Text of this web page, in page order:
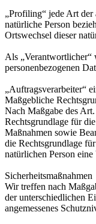
„Profiling“ jede Art der
natürliche Person
Ortswechsel dieser
Als „Verantwortlicher“
personenbezogenen
„Auftragsverarbeiter“
Maßgebliche
Nach Maßgabe des
Rechtsgrundlage für
Maßnahmen sowie
die Rechtsgrundlage
natürlichen Person
Sicherheitsmaßnahmen
Wir treffen nach
der unterschiedlichen
angemessenes